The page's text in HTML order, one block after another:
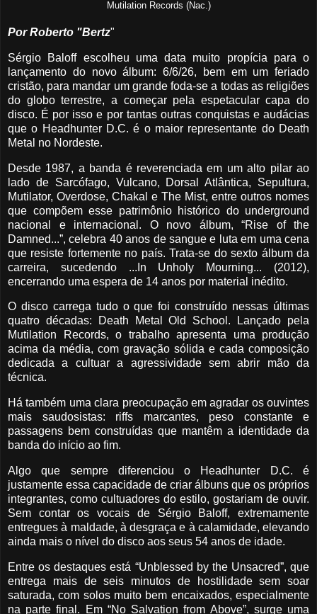
Mutilation Records (Nac.)
Por Roberto "Bertz"
Sérgio Baloff escolheu uma data muito propícia para o
lançamento do novo álbum: 6/6/26, bem em um feriado
cristão, para mandar um grande foda-se a todas as religiões
do globo terrestre, a começar pela espetacular capa do
disco. É por isso e por tantas outras conquistas e audácias
que o Headhunter D.C. é o maior representante do Death
Metal no Nordeste.
Desde 1987, a banda é reverenciada em um alto pilar ao
lado de Sarcófago, Vulcano, Dorsal Atlântica, Sepultura,
Mutilator, Overdose, Chakal e The Mist, entre outros nomes
que compõem esse patrimônio histórico do underground
nacional e internacional. O novo álbum, “Rise of the
Damned...”, celebra 40 anos de sangue e luta em uma cena
que resiste fortemente no país. Trata-se do sexto álbum da
carreira, sucedendo ...In Unholy Mourning... (2012),
encerrando uma espera de 14 anos por material inédito.
O disco carrega tudo o que foi construído nessas últimas
quatro décadas: Death Metal Old School. Lançado pela
Mutilation Records, o trabalho apresenta uma produção
acima da média, com gravação sólida e cada composição
dedicada a cultuar a agressividade sem abrir mão da
técnica.
Há também uma clara preocupação em agradar os ouvintes
mais saudosistas: riffs marcantes, peso constante e
passagens bem construídas que mantêm a identidade da
banda do início ao fim.
Algo que sempre diferenciou o Headhunter D.C. é
justamente essa capacidade de criar álbuns que os próprios
integrantes, como cultuadores do estilo, gostariam de ouvir.
Sem contar os vocais de Sérgio Baloff, extremamente
entregues à maldade, à desgraça e à calamidade, elevando
ainda mais o nível do disco aos seus 54 anos de idade.
Entre os destaques está “Unblessed by the Unsacred”, que
entrega mais de seis minutos de hostilidade sem soar
saturada, com solos muito bem encaixados, especialmente
na parte final. Em “No Salvation from Above”, surge uma